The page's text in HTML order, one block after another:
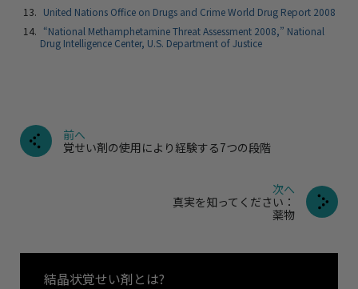
United Nations Office on Drugs and Crime World Drug Report 2008
“National Methamphetamine Threat Assessment 2008,” National
Drug Intelligence Center, U.S. Department of Justice
前へ
覚せい剤の使用により経験する7つの段階
次へ
真実を知ってください：
薬物
結晶状覚せい剤とは?